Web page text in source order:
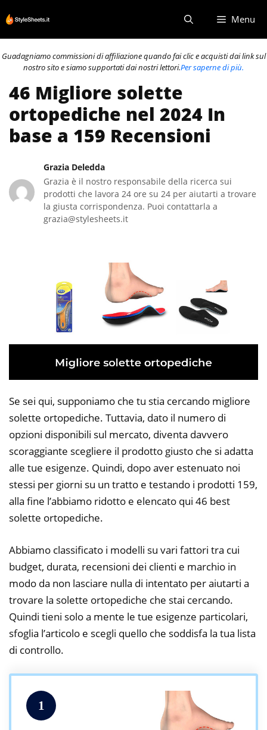
al
contenuto
Menu
Guadagniamo commissioni di affiliazione quando fai clic e acquisti dai link sul
nostro sito e siamo supportati dai nostri lettori.Per saperne di più.
46 Migliore solette
ortopediche nel 2024 In
base a 159 Recensioni
Grazia Deledda
Grazia è il nostro responsabile della ricerca sui
prodotti che lavora 24 ore su 24 per aiutarti a trovare
la giusta corrispondenza. Puoi contattarla a
grazia@stylesheets.it
Se sei qui, supponiamo che tu stia cercando migliore
solette ortopediche. Tuttavia, dato il numero di
opzioni disponibili sul mercato, diventa davvero
scoraggiante scegliere il prodotto giusto che si adatta
alle tue esigenze. Quindi, dopo aver estenuato noi
stessi per giorni su un tratto e testando i prodotti 159,
alla fine l’abbiamo ridotto e elencato qui 46 best
solette ortopediche.
Abbiamo classificato i modelli su vari fattori tra cui
budget, durata, recensioni dei clienti e marchio in
modo da non lasciare nulla di intentato per aiutarti a
trovare la solette ortopediche che stai cercando.
Quindi tieni solo a mente le tue esigenze particolari,
sfoglia l’articolo e scegli quello che soddisfa la tua lista
di controllo.
1